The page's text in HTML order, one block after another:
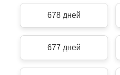
678 дней
677 дней